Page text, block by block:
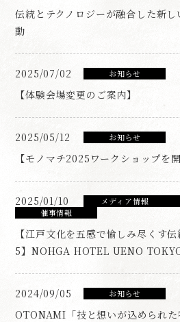
伝統とテクノロジーが融合した新
動
2025/07/02 お知らせ
【体験会場変更のご案内】
2025/05/12 お知らせ
【モノマチ2025ワークショップを
2025/01/10 メディア情報
催事情報
【江戸文化を五感で愉しみ尽くす
5】NOHGA HOTEL UENO
2024/09/05 お知らせ
OTONAMI「技と想いが込められ